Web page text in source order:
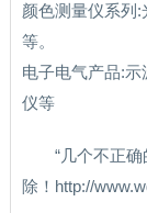
颜色测量仪系列
等。
电子电气产品:
仪等
“几个不正
除！http://